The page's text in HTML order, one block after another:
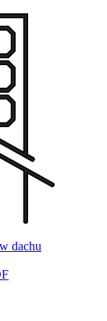
dachu